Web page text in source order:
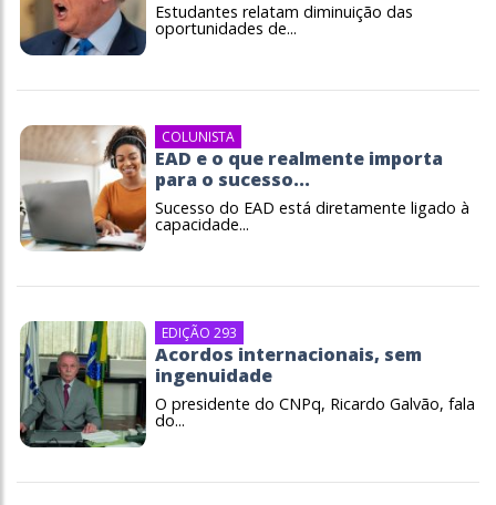
Estudantes relatam diminuição das
oportunidades de...
COLUNISTA
EAD e o que realmente importa
para o sucesso...
Sucesso do EAD está diretamente ligado à
capacidade...
EDIÇÃO 293
Acordos internacionais, sem
ingenuidade
O presidente do CNPq, Ricardo Galvão, fala
do...